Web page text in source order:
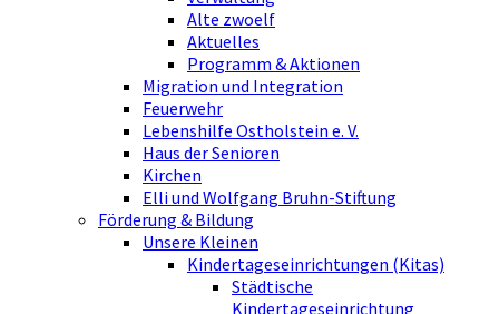
Alte zwoelf
Aktuelles
Programm & Aktionen
Migration und Integration
Feuerwehr
Lebenshilfe Ostholstein e. V.
Haus der Senioren
Kirchen
Elli und Wolfgang Bruhn-Stiftung
Förderung & Bildung
Unsere Kleinen
Kindertageseinrichtungen (Kitas)
Städtische
Kindertageseinrichtung